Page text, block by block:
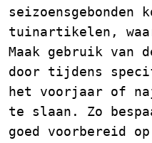
seizoensgebonden
tuinartikelen,
Maak gebruik van
door tijdens
het voorjaar of
te slaan. Zo
goed voorbereid op